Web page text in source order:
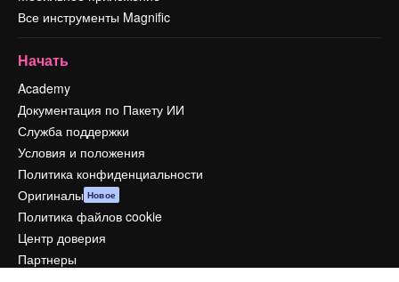
Все инструменты Magnific
Начать
Academy
Документация по Пакету ИИ
Служба поддержки
Условия и положения
Политика конфиденциальности
Оригиналы Новое
Политика файлов cookie
Центр доверия
Партнеры